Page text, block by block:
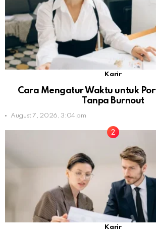
Karir
Cara Mengatur Waktu untuk
Tanpa Burnout
August 7, 2026, 3:04 pm
Karir